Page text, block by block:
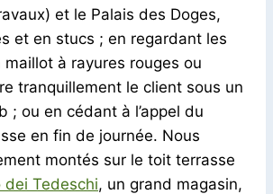
et le Palais des Doges,
et en stucs ; en regardant les
à rayures rouges ou
tranquillement le client sous un
; ou en cédant à l’appel du
en fin de journée. Nous
montés sur le toit terrasse
dei Tedeschi, un grand magasin,